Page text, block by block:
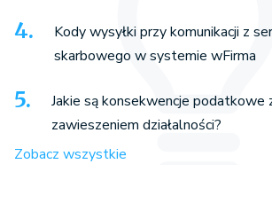
Kody wysyłki przy komunikacji z
skarbowego w systemie wFirma
Jakie są konsekwencje podatkowe
zawieszeniem działalności?
Zobacz wszystkie